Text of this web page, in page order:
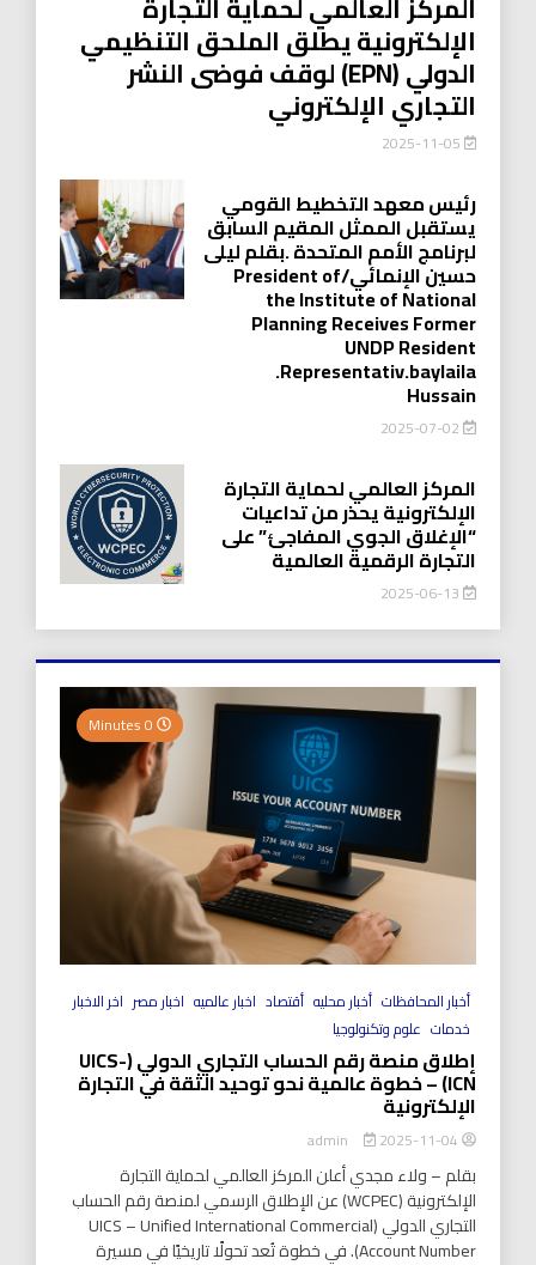
الإلكترونية يطلق الملحق التنظيمي
الدولي (EPN) لوقف فوضى النشر
التجاري الإلكتروني
رئيس معهد التخطيط القومي
يستقبل الممثل المقيم السابق
لبرنامج الأمم المتحدة .بقلم ليلى
حسين الإنمائي/President of
the Institute of National
Planning Receives Former
UNDP Resident
.Representativ.baylaila
Hussain
2025-07-02
المركز العالمي لحماية التجارة
الإلكترونية يحذر من تداعيات
“الإغلاق الجوي المفاجئ” على
التجارة الرقمية العالمية
2025-06-13
أخبار المحافظات أخبار محليه أقتصاد اخبار عالميه اخبار مصر اخر الاخبار
خدمات علوم وتكنولوجيا
إطلاق منصة رقم الحساب التجاري الدولي (UICS-
ICN) – خطوة عالمية نحو توحيد الثقة في التجارة
الإلكترونية
2025-11-04
بقلم – ولاء مجدي أعلن المركز العالمي لحماية التجارة
الإلكترونية (WCPEC) عن الإطلاق الرسمي لمنصة رقم الحساب
التجاري الدولي (UICS – Unified International Commercial
Account Number). في خطوة تُعد تحولًا تاريخيًا في مسيرة